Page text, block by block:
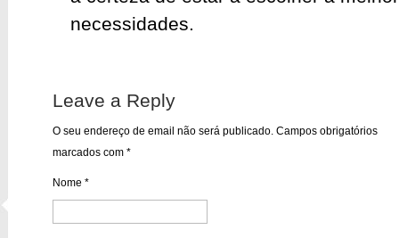
necessidades.
Leave a Reply
O seu endereço de email não será publicado.Campos obrigatórios
marcados com *
Nome *